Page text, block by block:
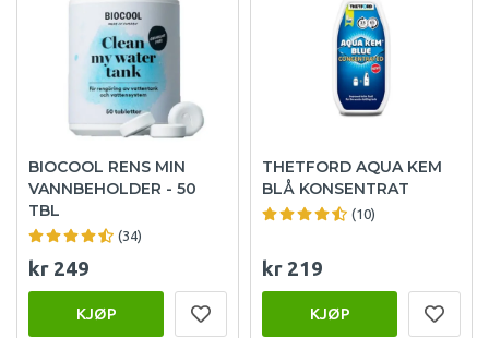
BIOCOOL RENS MIN
VANNBEHOLDER - 50
TBL
(34)
kr 249
KJØP
THETFORD AQUA KEM
BLÅ KONSENTRAT
(10)
kr 219
KJØP